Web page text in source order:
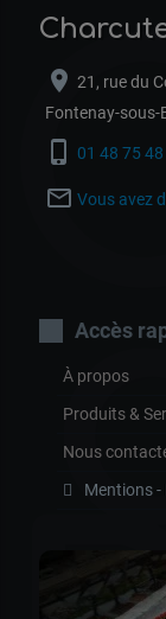
location_on 21, rue du
Fontenay-sous-
phone_iphone 01 48 75
mail_outline Vous avez
Accès
À propos
Produits &
Nous
Mentions -